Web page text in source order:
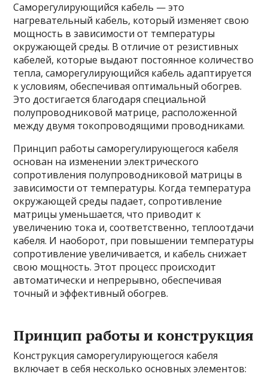
Саморегулирующийся кабель — это
нагревательный кабель, который изменяет свою
мощность в зависимости от температуры
окружающей среды. В отличие от резистивных
кабелей, которые выдают постоянное количество
тепла, саморегулирующийся кабель адаптируется
к условиям, обеспечивая оптимальный обогрев.
Это достигается благодаря специальной
полупроводниковой матрице, расположенной
между двумя токопроводящими проводниками.
Принцип работы саморегулирующегося кабеля
основан на изменении электрического
сопротивления полупроводниковой матрицы в
зависимости от температуры. Когда температура
окружающей среды падает, сопротивление
матрицы уменьшается, что приводит к
увеличению тока и, соответственно, теплоотдачи
кабеля. И наоборот, при повышении температуры
сопротивление увеличивается, и кабель снижает
свою мощность. Этот процесс происходит
автоматически и непрерывно, обеспечивая
точный и эффективный обогрев.
Принцип работы и конструкция
Конструкция саморегулирующегося кабеля
включает в себя несколько основных элементов: